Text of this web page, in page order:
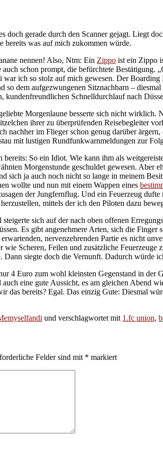
doch gerade durch den Scanner gejagt. Liegt
bereits was auf mich zukommen würde.
nennen! Also, Ntm: Ein Zippo ist ein Zippo
schon prompt, die befürchtete Bestätigung.
ich so stolz auf mich gewesen. Der
so dem aufgezwungenen Sitznachbarn –
kundenfreundlichen Schnelldurchlauf nach
Morgenlaune besserte sich nicht
ihrer zu überprüfenden Reisebegleiter
nachher im Flieger schon genug darüber
mit lustigen Rundfunkwarnmeldungen zur
So ein Idiot. Wie kann ihm als
Morgenstunde geschuldet gewesen. Aber
sich ja auch noch nicht so lange in meinem
wollte und nun mit einem Wappen eines
der Jungfernflug. Und ein Feuerzeug
mittels der ich den Piloten dazu
sich auf der nach oben offenen
Es gibt angenehmere Arten, sich die
nervenzehrenden Partie es nicht
Scheren, Feilen und zusätzliche
Dann siegte doch die Vernunft. Dadurch würde
4 Euro zum wohl kleinsten Gegenstand in
eine gute Aussicht, es am gleichen Abend
das bereits? Egal. Das einzig Gute: Diesmal
und verschlagwortet mit 1.fc union,
Felder sind mit * markiert